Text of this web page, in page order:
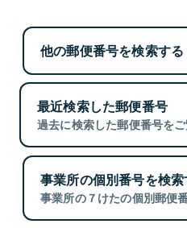
他の郵便番号を検索する
最近検索した郵便番号
過去に検索した郵便番号をご
事業所の個別番号を検索
事業所の７けたの個別郵便